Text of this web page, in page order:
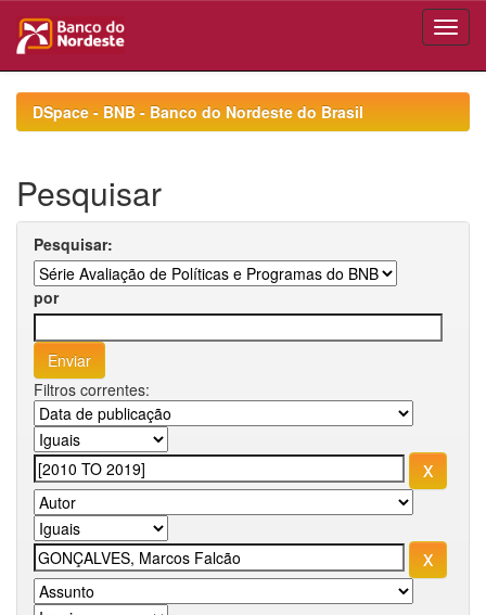
navigationDSpace - BNB - Banco do Nordeste do Brasil
Pesquisar
Pesquisar:
por
Filtros correntes: